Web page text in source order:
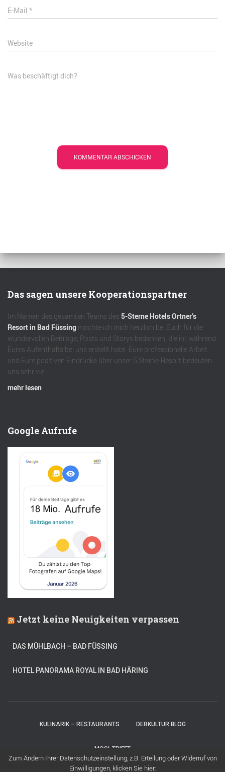
E-Mail *
Website
Was beschäftigt dich?
Das sagen unsere Kooperationspartner
Im Namen des gesamten Teams des 5-Sterne Hotels Ortner’s
Resort in Bad Füssing möchte ich mich herzlich bei Euch für die
wundervollen Beiträge, Posts und Storys bedanken, die ihr während
Eures Aufenthalts bei uns erstellt habt. Eure professionelle Arbeit
und Eure positiven Eindrücke über unser 5 Sterne-Resort bedeuten
uns sehr viel.
mehr lesen
Google Aufrufe
Jetzt keine Neuigkeiten verpassen
DAS MÜHLBACH – BAD FÜSSING
HOTEL PANORAMA ROYAL IN BAD HÄRING
KULINARIK – RESTAURANTS DERKULTUR.BLOG
MOSI-TRIFFT
Zum Ändern Ihrer Datenschutzeinstellung, z.B. Erteilung oder Widerruf von
Einwilligungen, klicken Sie hier: